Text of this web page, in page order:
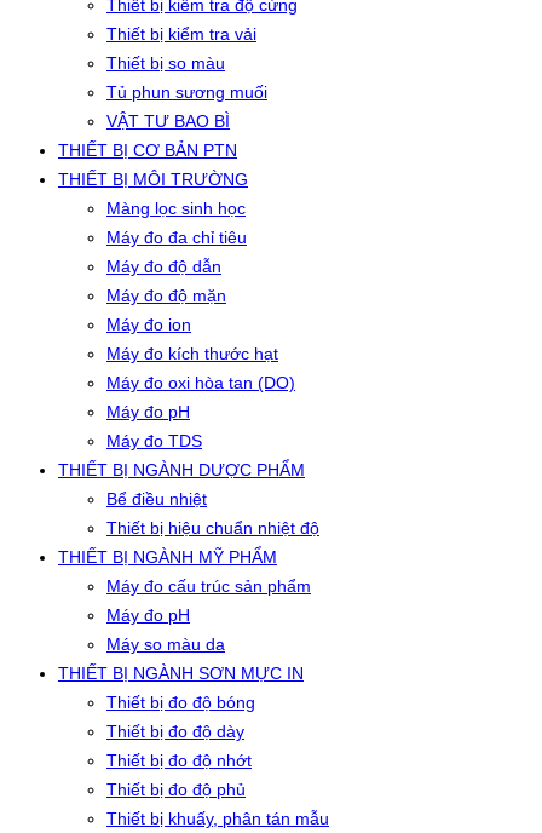
Thiết bị kiểm tra độ cứng
Thiết bị kiểm tra vải
Thiết bị so màu
Tủ phun sương muối
VẬT TƯ BAO BÌ
THIẾT BỊ CƠ BẢN PTN
THIẾT BỊ MÔI TRƯỜNG
Màng lọc sinh học
Máy đo đa chỉ tiêu
Máy đo độ dẫn
Máy đo độ mặn
Máy đo ion
Máy đo kích thước hạt
Máy đo oxi hòa tan (DO)
Máy đo pH
Máy đo TDS
THIẾT BỊ NGÀNH DƯỢC PHẨM
Bể điều nhiệt
Thiết bị hiệu chuẩn nhiệt độ
THIẾT BỊ NGÀNH MỸ PHẨM
Máy đo cấu trúc sản phẩm
Máy đo pH
Máy so màu da
THIẾT BỊ NGÀNH SƠN MỰC IN
Thiết bị đo độ bóng
Thiết bị đo độ dày
Thiết bị đo độ nhớt
Thiết bị đo độ phủ
Thiết bị khuấy, phân tán mẫu